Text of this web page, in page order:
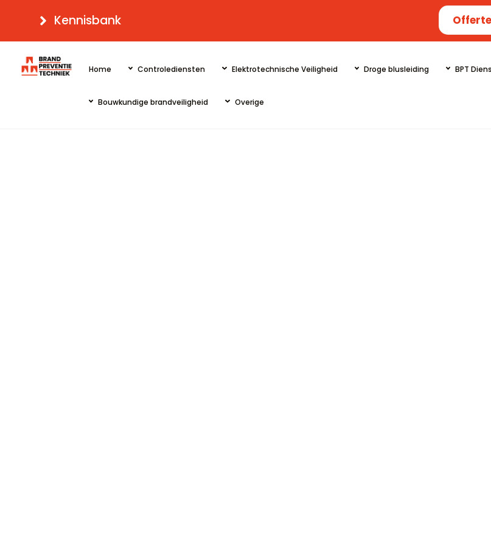
content
Kennisbank
Home Controlediensten Elektrotechnische Veiligheid Droge blusleiding BPT
Bouwkundige brandveiligheid Overige